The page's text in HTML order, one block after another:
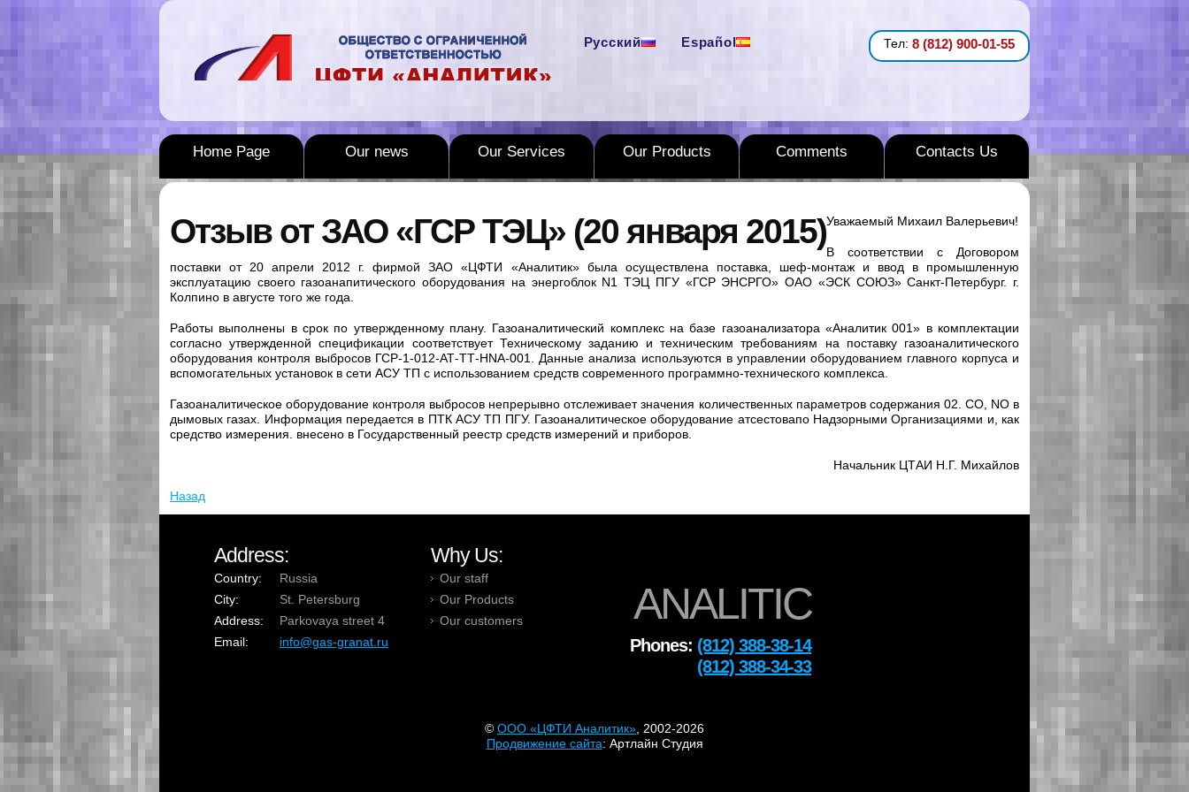
Русский Español Тел: 8 (812) 900-01-55
Home Page Our news Our Services Our Products Comments Contacts Us
Отзыв от ЗАО «ГСР ТЭЦ» (20 января 2015)Уважаемый Михаил Валeрьевич!
В соответствии с Договором
поставки от 20 апрели 2012 г. фирмой ЗАО «ЦФТИ «Аналитик» была осуществлена поставка, шеф-монтаж и ввод в промышленную
эксплуатацию своего газоанапитического оборудования на энергоблок N1 ТЭЦ ПГУ «ГСР ЭНСРГО» ОАО «ЭСК СОЮЗ» Санкт-Петербург. г.
Колпино в августе того же года.
Работы выполнены в срок по утвержденному плану. Газоаналитический комплекс на базе газоанализатора «Аналитик 001» в комплектации
согласно утвержденной спецификации соответствует Техническому заданию и техническим требованиям на поставку газоаналитического
оборудования контроля выбросов ГСР-1-012-АТ-ТТ-HNА-001. Данные анализа используются в управлении оборудованием главного корпуса и
вспомогательных установок в сети АСУ ТП с использованием средств современного программно-технического комплекса.
Газоаналитическое оборудование контроля выбросов непрерывно отслеживает значения количественных параметров содержания 02. СО, NO в
дымовых газах. Информация передается в ПТК АСУ ТП ПГУ. Газоаналитическое оборудование атсестовапо Надзорными Организациями и, как
средство измерения. внесено в Государственный реестр средств измерений и приборов.
Начальник ЦТАИ Н.Г. Михайлов
Назад
Address:
Country:
Russia
City:
St. Petersburg
Address:
Parkovaya street 4
Email:
info@gas-granat.ru
Why Us:
Our staff
Our Products
Our customers
ANALITIC
Phones: (812) 388-38-14
(812) 388-34-33
© OOO «ЦФТИ Аналитик» , 2002-2026
Продвижение сайта: Артлайн Студия